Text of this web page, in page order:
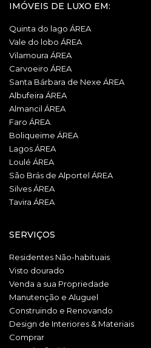
IMÓVEIS DE LUXO EM:
Quinta do lago ÁREA
Vale do lobo ÁREA
Vilamoura ÁREA
Carvoeiro ÁREA
Santa Bárbara de Nexe ÁREA
Albufeira ÁREA
Almancil ÁREA
Faro ÁREA
Boliqueime ÁREA
Lagos ÁREA
Loulé ÁREA
São Brás de Alportel ÁREA
Silves ÁREA
Tavira ÁREA
SERVIÇOS
Residentes Não-habituais
Visto dourado
Venda a sua Propriedade
Manutenção e Aluguel
Construindo e Renovando
Design de Interiores & Materiais
Comprar